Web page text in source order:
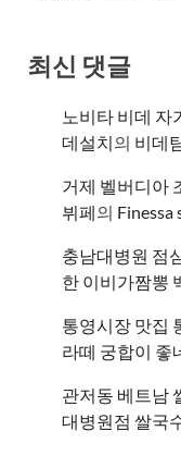
최신 댓글
노비타 비데 자
데설치의 비데
거제 벨버디아
뷔페의 ​Finessa
충남대병원 점
한 이비가짬뽕
통영시장 맛집
라떼 궁합이 좋
관저동 베트남
대병원점 쌀국